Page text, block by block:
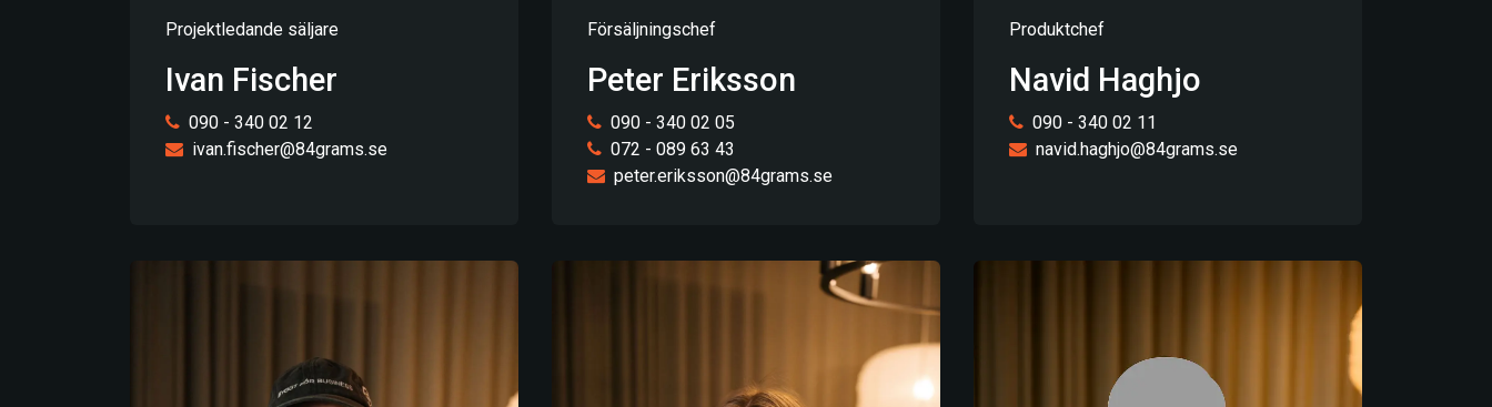
Projektledande säljare
Ivan Fischer
090 - 340 02 12
ivan.fischer@84grams.se
Försäljningschef
Peter Eriksson
090 - 340 02 05
072 - 089 63 43
peter.eriksson@84grams.se
Produktchef
Navid Haghjo
090 - 340 02 11
navid.haghjo@84grams.se